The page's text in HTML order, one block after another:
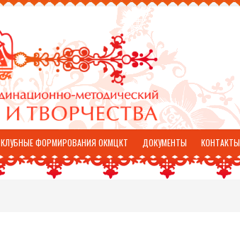
КЛУБНЫЕ ФОРМИРОВАНИЯ ОКМЦКТ ДОКУМЕНТЫ КОНТАКТЫ